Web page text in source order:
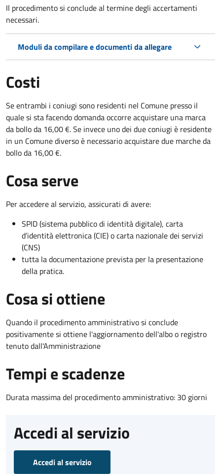
Il procedimento si conclude al termine degli accertamenti
necessari.
Moduli da compilare e documenti da allegare
Costi
Se entrambi i coniugi sono residenti nel Comune presso il
quale si sta facendo domanda occorre acquistare una marca
da bollo da 16,00 €. Se invece uno dei due coniugi è residente
in un Comune diverso è necessario acquistare due marche da
bollo da 16,00 €.
Cosa serve
Per accedere al servizio, assicurati di avere:
SPID (sistema pubblico di identità digitale), carta
d’identità elettronica (CIE) o carta nazionale dei servizi
(CNS)
tutta la documentazione prevista per la presentazione
della pratica.
Cosa si ottiene
Quando il procedimento amministrativo si conclude
positivamente si ottiene l'aggiornamento dell'albo o registro
tenuto dall'Amministrazione
Tempi e scadenze
Durata massima del procedimento amministrativo: 30 giorni
Accedi al servizio
Accedi al servizio